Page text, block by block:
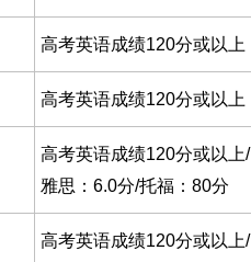
高考英语成绩120分或以上
高考英语成绩120分或以上
高考英语成绩120分或以上/
雅思：6.0分/托福：80分
高考英语成绩120分或以上/